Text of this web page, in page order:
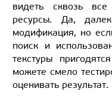
видеть сквозь
ресурсы. Да,
модификация, но
поиск и
текстуры
можете смело
оценивать результат.